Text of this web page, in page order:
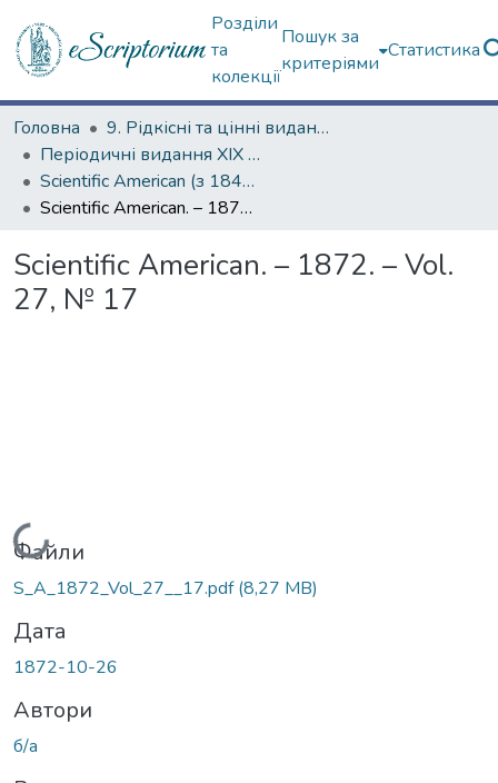
Розділи
та
колекції
Пошук за
критеріями
Статистика
Головна
9. Рідкісні та цінні видання
Періодичні видання ХІХ ст.
Scientific American (з 1845 р.)
Scientific American. – 1872. – Vol. 27, № 17
Scientific American. – 1872. – Vol.
27, № 17
Вантажиться...
Файли
S_A_1872_Vol_27__17.pdf(8,27 MB)
Дата
1872-10-26
Автори
б/а